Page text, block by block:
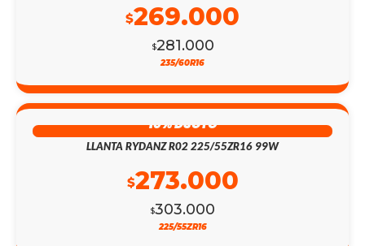
$281.000
$269.000
235/60R16
10% DSCTO
LLANTA RYDANZ R02 225/55ZR16 99W
$303.000
$273.000
225/55ZR16